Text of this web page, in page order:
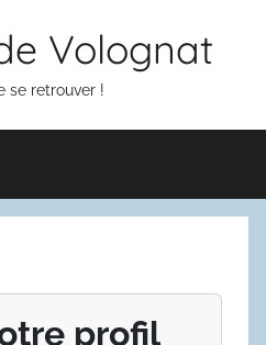
Volognat
se retrouver !
profil